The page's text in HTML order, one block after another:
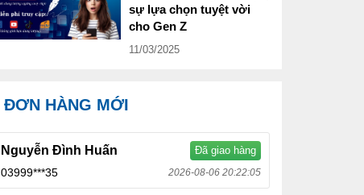
sự lựa chọn tuyệt vời
cho Gen Z
11/03/2025
ĐƠN HÀNG MỚI
Nguyễn Đình Huấn Đã giao hàng
03999***35 2026-08-06 20:22:05